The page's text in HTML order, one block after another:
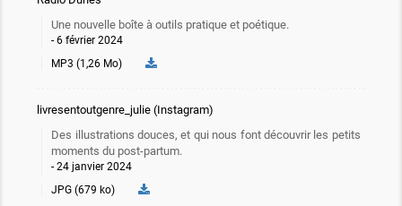
Une nouvelle boîte à outils pratique et poétique.
6 février 2024
MP3 (1,26 Mo)
livresentoutgenre_julie (Instagram)
Des illustrations douces, et qui nous font découvrir les petits
moments du post-partum.
24 janvier 2024
JPG (679 ko)